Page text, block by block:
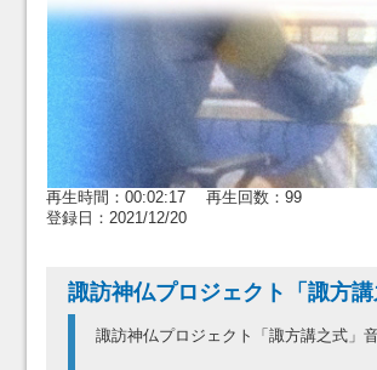
再生時間：00:02:17 再生回数：99
登録日：2021/12/20
諏訪神仏プロジェクト「諏方
諏訪神仏プロジェクト「諏方講之式」